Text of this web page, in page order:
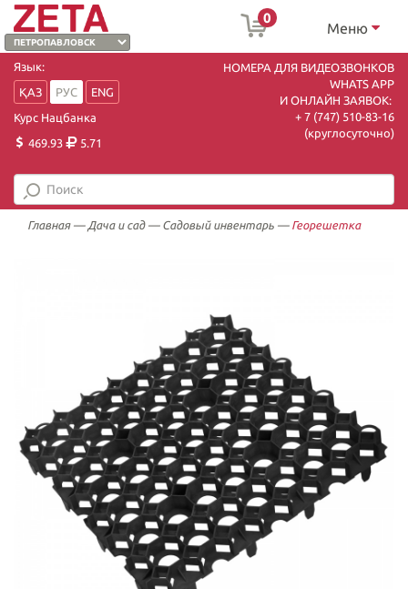
0
Меню
Язык:
ҚАЗ
РУС
ENG
Курс Нацбанка
469.93
5.71
НОМЕРА ДЛЯ ВИДЕОЗВОНКОВ
WHATS APP
И ОНЛАЙН ЗАЯВОК:
+ 7 (747) 510-83-16
(круглосуточно)
Главная— Дача и сад— Садовый инвентарь — Георешетка